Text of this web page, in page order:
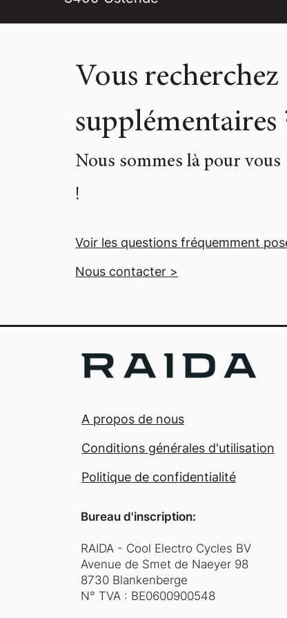
Vous recherchez
supplémentaires
Nous sommes là pour vous
!
Voir les questions fréquemment
Nous contacter >
A propos de nous
Conditions générales d'utilisation
Politique de confidentialité
Bureau d'inscription:
RAIDA - Cool Electro Cycles BV
Avenue de Smet de Naeyer 98
8730 Blankenberge
N° TVA : BE0600900548